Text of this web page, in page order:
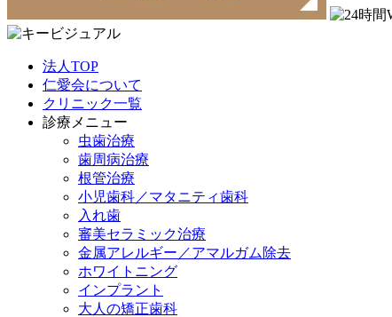
法人TOP
仁愛会について
クリニック一覧
診療メニュー
虫歯治療
歯周病治療
根管治療
小児歯科／マタニティ歯科
入れ歯
審美セラミック治療
金属アレルギー／アマルガム除去
ホワイトニング
インプラント
大人の矯正歯科